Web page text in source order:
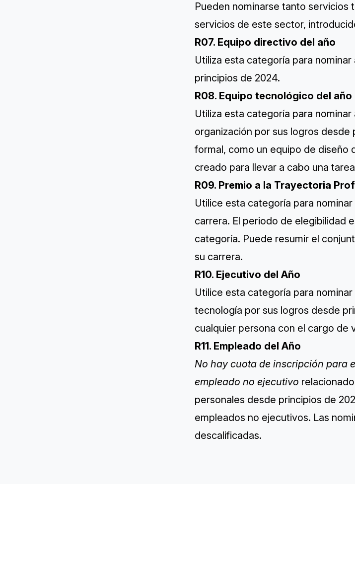
Pueden nominarse tanto
servicios de este sector,
R07. Equipo directivo del año
Utiliza esta categoría para
principios de 2024.
R08. Equipo tecnológico del año
Utiliza esta categoría para
organización por sus logros
formal, como un equipo de diseño
creado para llevar a cabo una
R09. Premio a la Trayectoria
Utilice esta categoría para
carrera. El periodo de elegibilidad
categoría. Puede resumir el
su carrera.
R10. Ejecutivo del Año
Utilice esta categoría para
tecnología por sus logros desde
cualquier persona con el cargo de
R11. Empleado del Año
No hay cuota de inscripción para
empleado no ejecutivo
personales desde principios de
empleados no ejecutivos. Las
descalificadas.